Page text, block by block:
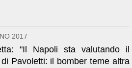
2017
"Il Napoli sta valutando il
Pavoletti: il bomber teme altra